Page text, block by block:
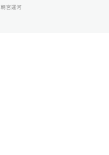
朝宮運河